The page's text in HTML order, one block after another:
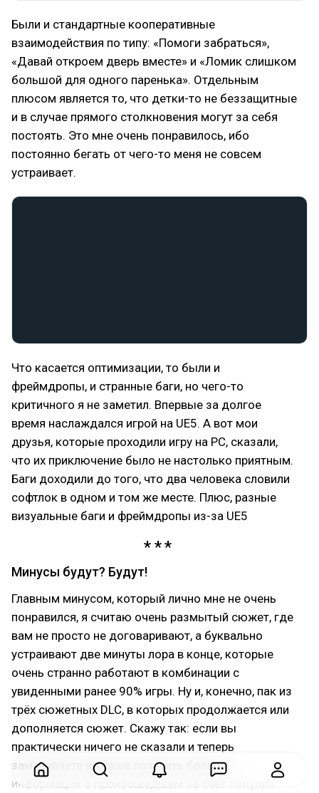
Были и стандартные кооперативные
взаимодействия по типу: «Помоги забраться»,
«Давай откроем дверь вместе» и «Ломик слишком
большой для одного паренька». Отдельным
плюсом является то, что детки-то не беззащитные
и в случае прямого столкновения могут за себя
постоять. Это мне очень понравилось, ибо
постоянно бегать от чего-то меня не совсем
устраивает.
Что касается оптимизации, то были и
фреймдропы, и странные баги, но чего-то
критичного я не заметил. Впервые за долгое
время наслаждался игрой на UE5. А вот мои
друзья, которые проходили игру на PC, сказали,
что их приключение было не настолько приятным.
Баги доходили до того, что два человека словили
софтлок в одном и том же месте. Плюс, разные
визуальные баги и фреймдропы из-за UE5
Минусы будут? Будут!
Главным минусом, который лично мне не очень
понравился, я считаю очень размытый сюжет, где
вам не просто не договаривают, а буквально
устраивают две минуты лора в конце, которые
очень странно работают в комбинации с
увиденными ранее 90% игры. Ну и, конечно, пак из
трёх сюжетных DLC, в которых продолжается или
дополняется сюжет. Скажу так: если вы
практически ничего не сказали и теперь
заманиваете игроков получить больше
информации о произошедшем за счёт покупки